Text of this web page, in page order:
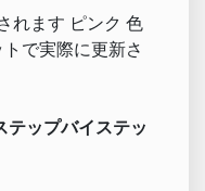
れます ピンク 色
で実際に更新さ
テップバイステッ